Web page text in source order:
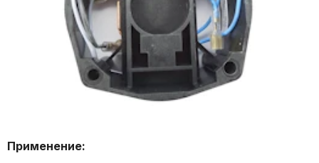
Применение: